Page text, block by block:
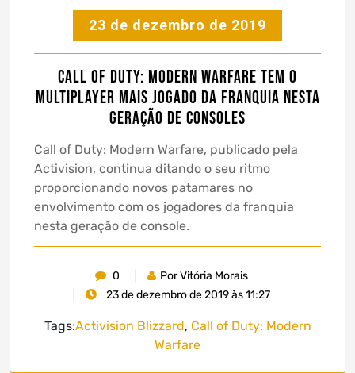
23 de dezembro de 2019
Call of Duty: Modern Warfare tem o
multiplayer mais jogado da franquia nesta
geração de consoles
Call of Duty: Modern Warfare, publicado pela
Activision, continua ditando o seu ritmo
proporcionando novos patamares no
envolvimento com os jogadores da franquia
nesta geração de console.
0
Por Vitória Morais
23 de dezembro de 2019 às 11:27
Tags:Activision Blizzard, Call of Duty: Modern
Warfare